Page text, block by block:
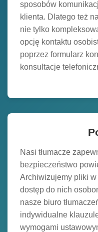
sposobów
klienta. Dlatego też
nie tylko
opcję kontaktu
poprzez formularz
konsultacje
Nasi tłumacze
bezpieczeństwo
Archiwizujemy pliki
dostęp do nich
nasze biuro
indywidualne
wymogami